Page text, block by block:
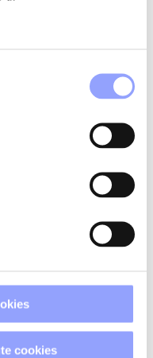
cookies
OG